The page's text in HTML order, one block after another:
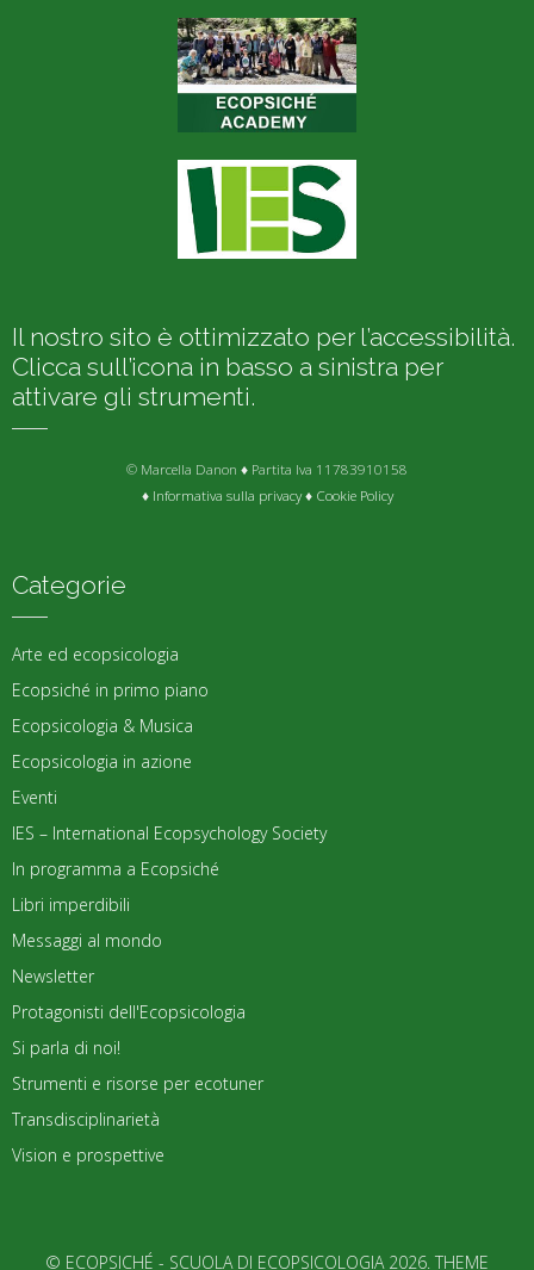
Il nostro sito è ottimizzato per l’accessibilità.
Clicca sull’icona in basso a sinistra per
attivare gli strumenti.
© Marcella Danon ♦ Partita Iva 11783910158
♦ Informativa sulla privacy♦ Cookie Policy
Categorie
Arte ed ecopsicologia
Ecopsiché in primo piano
Ecopsicologia & Musica
Ecopsicologia in azione
Eventi
IES – International Ecopsychology Society
In programma a Ecopsiché
Libri imperdibili
Messaggi al mondo
Newsletter
Protagonisti dell'Ecopsicologia
Si parla di noi!
Strumenti e risorse per ecotuner
Transdisciplinarietà
Vision e prospettive
© ECOPSICHÉ - SCUOLA DI ECOPSICOLOGIA 2026. THEME